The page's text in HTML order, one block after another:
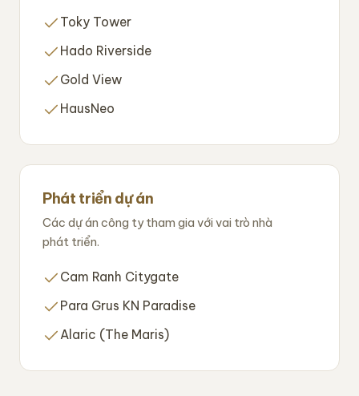
Toky Tower
Hado Riverside
Gold View
HausNeo
Phát triển dự án
Các dự án công ty tham gia với vai trò nhà
phát triển.
Cam Ranh Citygate
Para Grus KN Paradise
Alaric (The Maris)